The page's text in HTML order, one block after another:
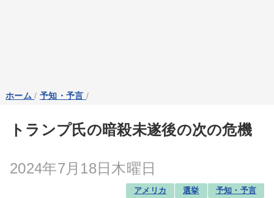
ホーム / 予知・予言 /
トランプ氏の暗殺未遂後の次の危機
2024年7月18日木曜日
アメリカ 選挙 予知・予言